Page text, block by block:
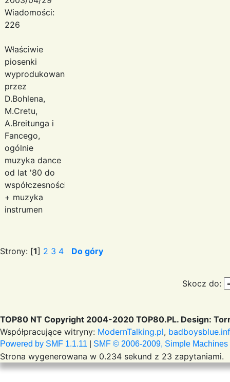
Wiadomości:
226
Właściwie
piosenki
wyprodukowane
przez
D.Bohlena,
M.Cretu,
A.Breitunga i
Fancego,
ogólnie
muzyka dance
od lat '80 do
współczesności
+ muzyka
instrumen
Strony: [1] 2 3 4 Do góry
Skocz do:
TOP80 NT Copyright 2004-2020 TOP80.PL. Design:
Współpracujące witryny: ModernTalking.pl,
Powered by SMF 1.1.11 SMF © 2006-2009, Simple Machines
Strona wygenerowana w 0.234 sekund z 23 zapytaniami.